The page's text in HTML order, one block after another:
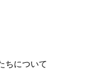
ちについて